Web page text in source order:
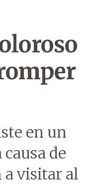
en un
de
a visitar al